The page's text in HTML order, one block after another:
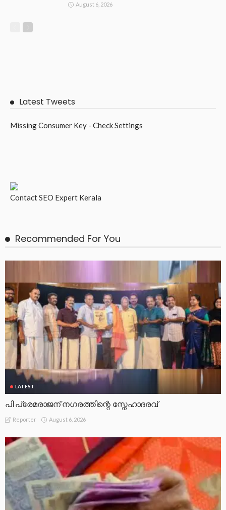
August 6, 2026
Latest Tweets
Missing Consumer Key - Check Settings
ContactSEO Expert Kerala
Recommended For You
LATEST
പി പ്രേമരാജന് നഗരത്തിന്റെ സ്നേഹാദരവ്
Reporter August 6, 2026